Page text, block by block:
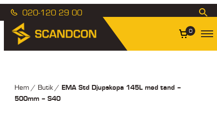
020-120 29 00
0
Hem/ Butik/ EMA Std Djupskopa 145L med tand –
500mm – S40